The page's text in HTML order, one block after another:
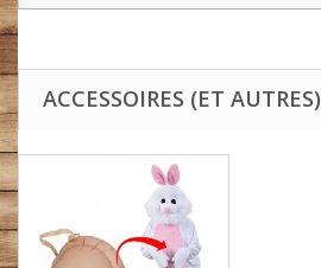
ACCESSOIRES (ET AUTRES)